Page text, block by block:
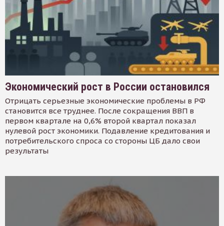
Экономический рост в России остановился
Отрицать серьезные экономические проблемы в РФ
становится все труднее. После сокращения ВВП в
первом квартале на 0,6% второй квартал показал
нулевой рост экономики. Подавление кредитования и
потребительского спроса со стороны ЦБ дало свои
результаты